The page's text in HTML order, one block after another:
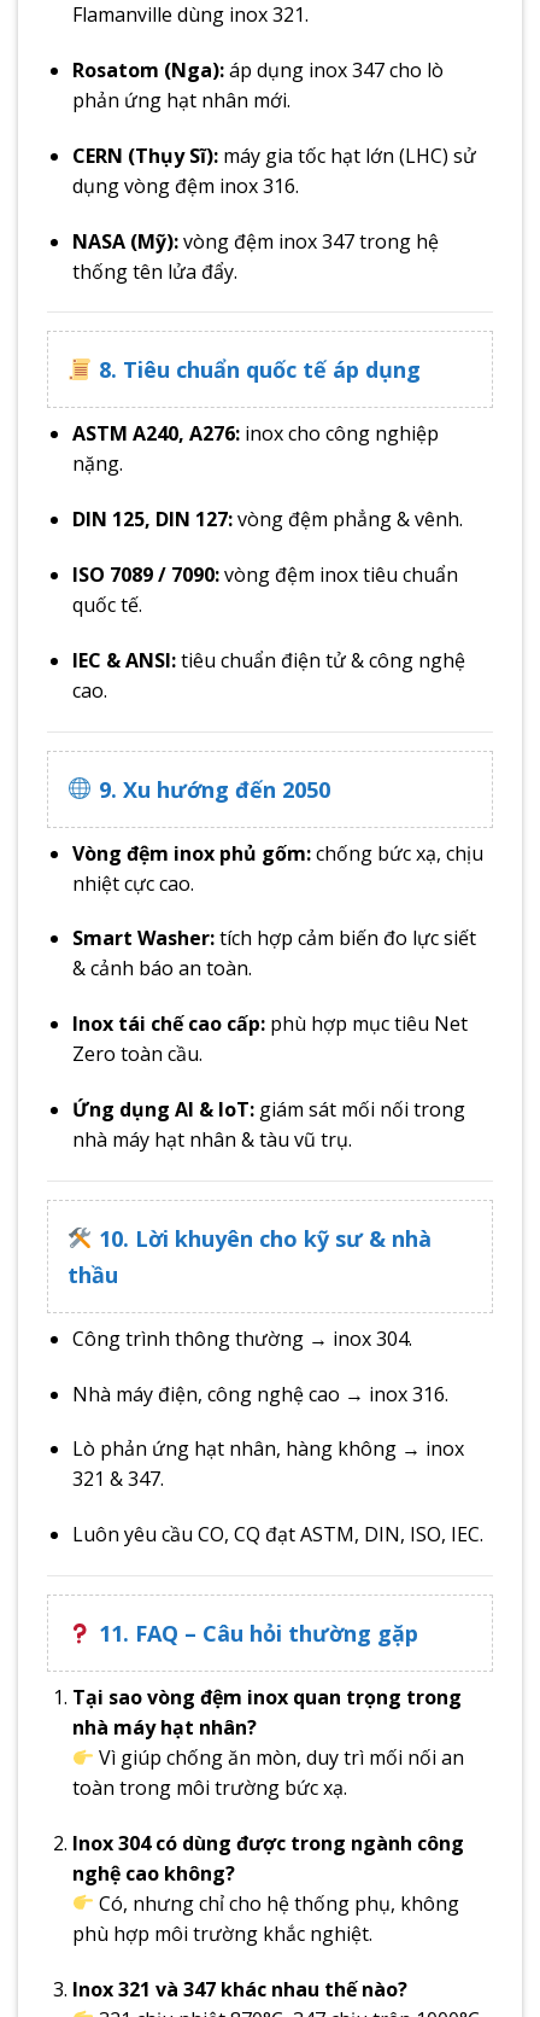
Flamanville dùng inox 321.
Rosatom (Nga):áp dụng inox 347 cho lò
phản ứng hạt nhân mới.
CERN (Thụy Sĩ):máy gia tốc hạt lớn (LHC) sử
dụng vòng đệm inox 316.
NASA (Mỹ):vòng đệm inox 347 trong hệ
thống tên lửa đẩy.
8. Tiêu chuẩn quốc tế áp dụng
ASTM A240, A276:inox cho công nghiệp
nặng.
DIN 125, DIN 127:vòng đệm phẳng & vênh.
ISO 7089 / 7090:vòng đệm inox tiêu chuẩn
quốc tế.
IEC & ANSI:tiêu chuẩn điện tử & công nghệ
cao.
9. Xu hướng đến 2050
Vòng đệm inox phủ gốm:chống bức xạ, chịu
nhiệt cực cao.
Smart Washer:tích hợp cảm biến đo lực siết
& cảnh báo an toàn.
Inox tái chế cao cấp:phù hợp mục tiêu Net
Zero toàn cầu.
Ứng dụng AI & IoT:giám sát mối nối trong
nhà máy hạt nhân & tàu vũ trụ.
10. Lời khuyên cho kỹ sư & nhà
thầu
Công trình thông thường → inox 304.
Nhà máy điện, công nghệ cao → inox 316.
Lò phản ứng hạt nhân, hàng không → inox
321 & 347.
Luôn yêu cầu CO, CQ đạt ASTM, DIN, ISO, IEC.
11. FAQ – Câu hỏi thường gặp
Tại sao vòng đệm inox quan trọng trong
nhà máy hạt nhân?
Vì giúp chống ăn mòn, duy trì mối nối an
toàn trong môi trường bức xạ.
Inox 304 có dùng được trong ngành công
nghệ cao không?
Có, nhưng chỉ cho hệ thống phụ, không
phù hợp môi trường khắc nghiệt.
Inox 321 và 347 khác nhau thế nào?